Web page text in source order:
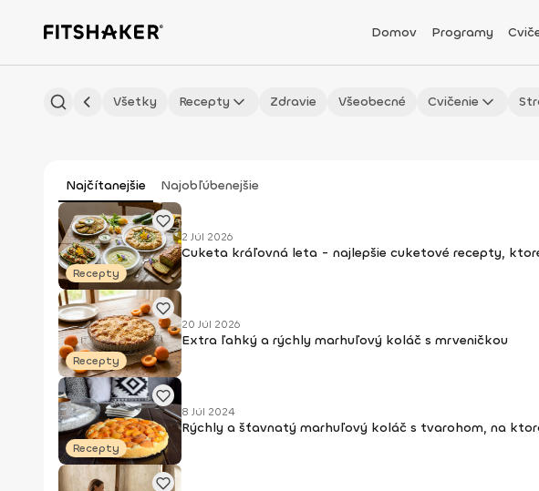
Domov Programy
Všetky Recepty Zdravie Všeobecné Cvičenie
Najčítanejšie Najobľúbenejšie
Recepty
2 Júl 2026
Cuketa kráľovná leta - najlepšie cuketové recepty,
Recepty
20 Júl 2026
Extra ľahký a rýchly marhuľový koláč s mrveničkou
Recepty
8 Júl 2024
Rýchly a šťavnatý marhuľový koláč s tvarohom, na